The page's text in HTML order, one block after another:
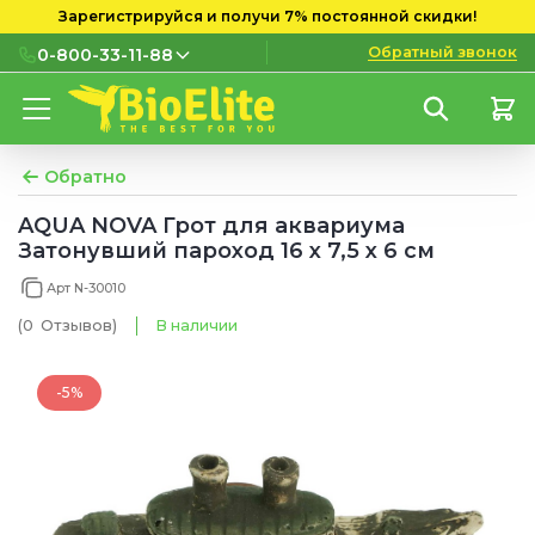
Зарегистрируйся и получи 7% постоянной скидки!
0-800-33-11-88
0-800-33-11-88
мобильных номеров
(097) 133 11 88
(095) 133 11 88
Обратный звонок
Обратно
AQUA NOVA Грот для аквариума
Затонувший пароход 16 x 7,5 x 6 см
Арт N-30010
(0 Отзывов) В наличии
-5%